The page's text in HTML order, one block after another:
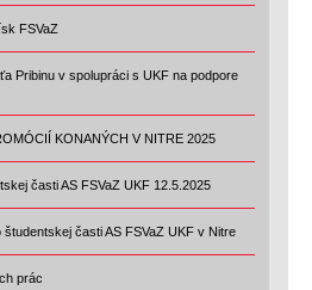
FSVaZ
Pribinu v spolupráci s UKF na podpore
KONANÝCH V NITRE 2025
časti AS FSVaZ UKF 12.5.2025
časti AS FSVaZ UKF v Nitre
prác